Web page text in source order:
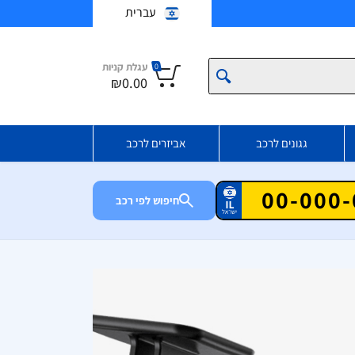
עברית
גגונים לרכב אביזרים לרכב
0 עגלת קניות
₪0.00
חיפוש לפי רכב